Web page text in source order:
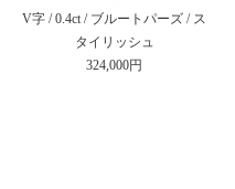
V字 / 0.4ct / ブルートパーズ / ス
タイリッシュ
324,000円